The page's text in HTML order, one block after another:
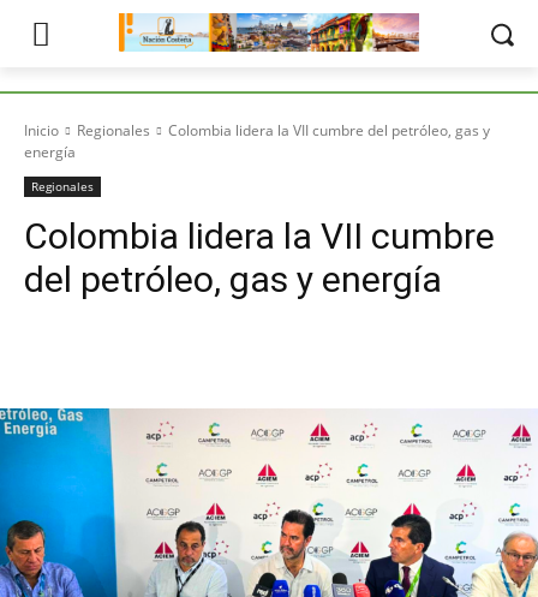
Inicio Regionales
Colombia lidera la VII cumbre del petróleo, gas y
energía
Regionales
Colombia lidera la VII cumbre
del petróleo, gas y energía